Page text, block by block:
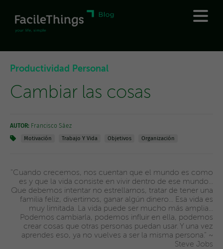
Productividad Personal
Cambiar las cosas
AUTOR: Francisco Sáez
Motivación Trabajo Y Vida Objetivos Organización
"Cuando crecemos, nos cuentan que el mundo es como
es y que la vida consiste en vivir dentro de ese mundo...
Que debemos intentar no estrellarnos, tratar de tener una
familia feliz, divertirnos, ganar algún dinero... Esa vida es
muy limitada. La vida puede ser mucho más amplia...
Podemos cambiarla, podemos influir en ella, podemos
crear cosas que otras personas puedan usar. Y una vez
aprendes eso, ya no vuelves a ser la misma persona." ~
Steve Jobs